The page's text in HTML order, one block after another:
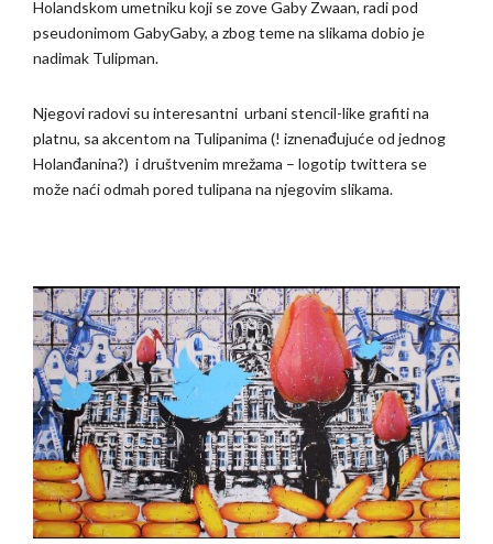
Holandskom umetniku koji se zove Gaby Zwaan, radi pod
pseudonimom GabyGaby, a zbog teme na slikama dobio je
nadimak Tulipman.
Njegovi radovi su interesantni urbani stencil-like grafiti na
platnu, sa akcentom na Tulipanima (! iznenađujuće od jednog
Holanđanina?) i društvenim mrežama – logotip twittera se
može naći odmah pored tulipana na njegovim slikama.